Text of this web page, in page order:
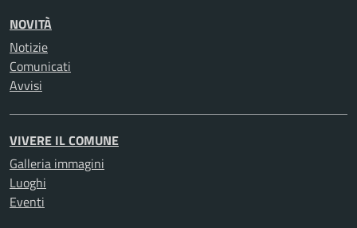
NOVITÀ
Notizie
Comunicati
Avvisi
VIVERE IL COMUNE
Galleria immagini
Luoghi
Eventi